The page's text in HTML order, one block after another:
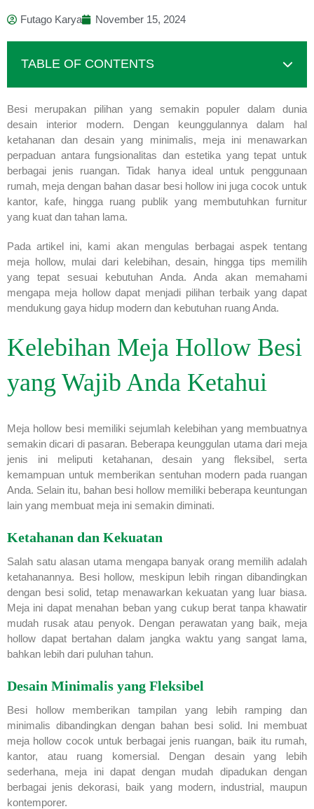
Futago Karya November 15, 2024
TABLE OF CONTENTS
Besi merupakan pilihan yang semakin populer dalam dunia
desain interior modern. Dengan keunggulannya dalam hal
ketahanan dan desain yang minimalis, meja ini menawarkan
perpaduan antara fungsionalitas dan estetika yang tepat untuk
berbagai jenis ruangan. Tidak hanya ideal untuk penggunaan
rumah, meja dengan bahan dasar besi hollow ini juga cocok untuk
kantor, kafe, hingga ruang publik yang membutuhkan furnitur
yang kuat dan tahan lama.
Pada artikel ini, kami akan mengulas berbagai aspek tentang
meja hollow, mulai dari kelebihan, desain, hingga tips memilih
yang tepat sesuai kebutuhan Anda. Anda akan memahami
mengapa meja hollow dapat menjadi pilihan terbaik yang dapat
mendukung gaya hidup modern dan kebutuhan ruang Anda.
Kelebihan Meja Hollow Besi
yang Wajib Anda Ketahui
Meja hollow besi memiliki sejumlah kelebihan yang membuatnya
semakin dicari di pasaran. Beberapa keunggulan utama dari meja
jenis ini meliputi ketahanan, desain yang fleksibel, serta
kemampuan untuk memberikan sentuhan modern pada ruangan
Anda. Selain itu, bahan besi hollow memiliki beberapa keuntungan
lain yang membuat meja ini semakin diminati.
Ketahanan dan Kekuatan
Salah satu alasan utama mengapa banyak orang memilih adalah
ketahanannya. Besi hollow, meskipun lebih ringan dibandingkan
dengan besi solid, tetap menawarkan kekuatan yang luar biasa.
Meja ini dapat menahan beban yang cukup berat tanpa khawatir
mudah rusak atau penyok. Dengan perawatan yang baik, meja
hollow dapat bertahan dalam jangka waktu yang sangat lama,
bahkan lebih dari puluhan tahun.
Desain Minimalis yang Fleksibel
Besi hollow memberikan tampilan yang lebih ramping dan
minimalis dibandingkan dengan bahan besi solid. Ini membuat
meja hollow cocok untuk berbagai jenis ruangan, baik itu rumah,
kantor, atau ruang komersial. Dengan desain yang lebih
sederhana, meja ini dapat dengan mudah dipadukan dengan
berbagai jenis dekorasi, baik yang modern, industrial, maupun
kontemporer.